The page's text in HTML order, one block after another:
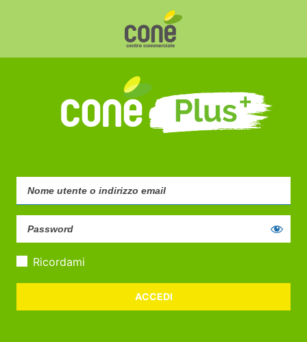
Ricordami